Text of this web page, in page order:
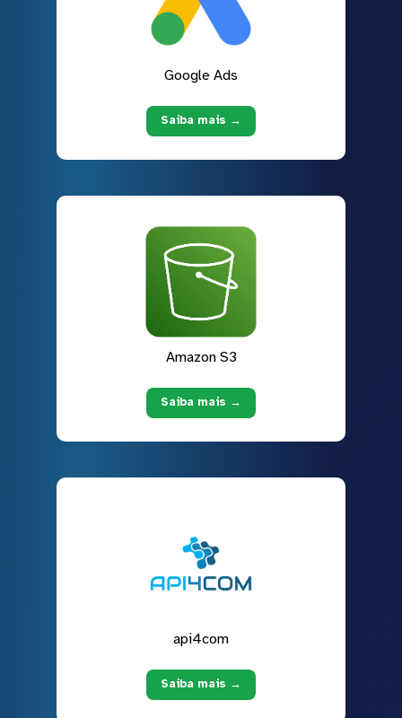
Google Ads
Saiba mais →
Amazon S3
Saiba mais →
api4com
Saiba mais →